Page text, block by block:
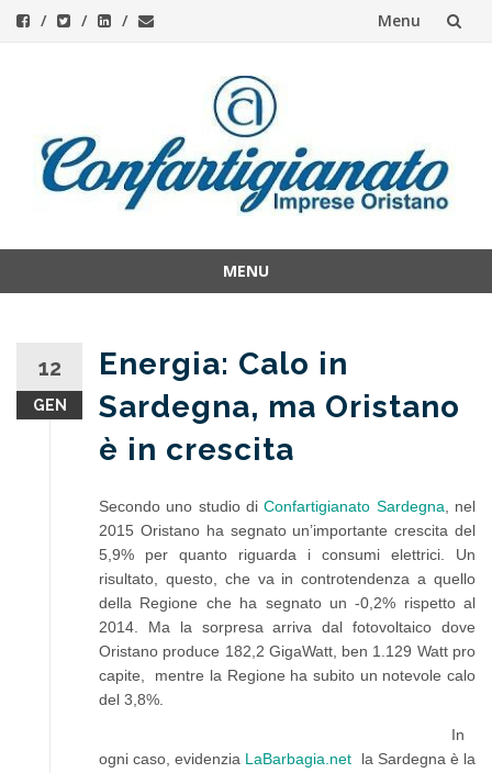
Menu
content
MENU
12
GEN
Energia: Calo in
Sardegna, ma Oristano
è in crescita
Secondo uno studio diConfartigianato Sardegna , nel
2015 Oristano ha segnato un’importante crescita del
5,9% per quanto riguarda i consumi elettrici. Un
risultato, questo, che va in controtendenza a quello
della Regione che ha segnato un -0,2% rispetto al
2014. Ma la sorpresa arriva dal fotovoltaico dove
Oristano produce 182,2 GigaWatt, ben 1.129 Watt pro
capite, mentre la Regione ha subito un notevole calo
del 3,8%.
In
ogni caso, evidenzia LaBarbagia.net la Sardegna è la